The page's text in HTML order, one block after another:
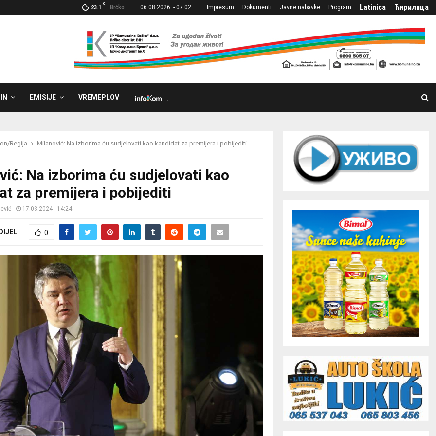
23.1
C
Brčko 06.08.2026. - 07:02 Impresum Dokumenti Javne nabavke Program Latinica Ћирилица
EMISIJE VREMEPLOV
Regija Milanović: Na izborima ću sudjelovati kao kandidat za premijera i pobijediti
Na izborima ću sudjelovati kao
za premijera i pobijediti
17.03.2024 - 14:24
0